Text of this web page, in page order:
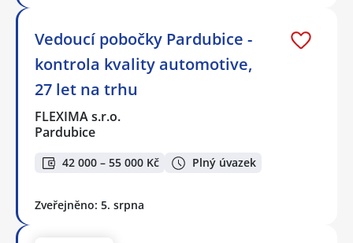
Vedoucí pobočky Pardubice -
kontrola kvality automotive,
27 let na trhu
FLEXIMA s.r.o.
Pardubice
42 000 – 55 000 Kč Plný úvazek
Zveřejněno: 5. srpna